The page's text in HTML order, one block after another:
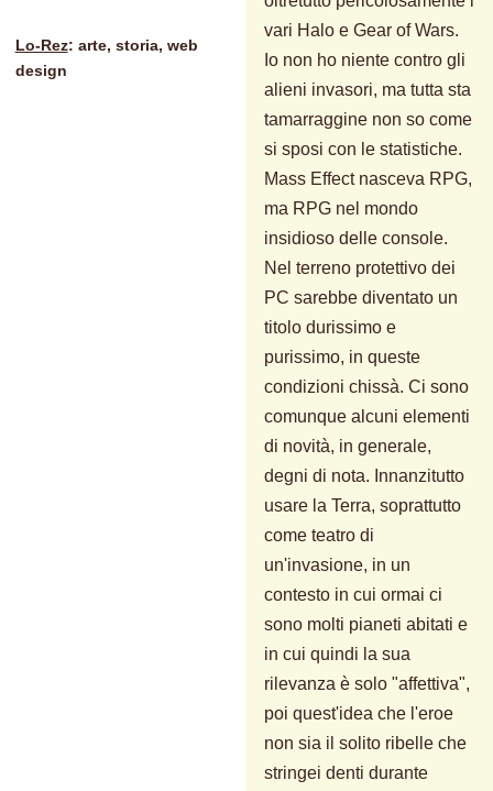
Lo-Rez: arte, storia, web
design
vari Halo e Gear of Wars.
Io non ho niente contro gli
alieni invasori, ma tutta sta
tamarraggine non so come
si sposi con le statistiche.
Mass Effect nasceva RPG,
ma RPG nel mondo
insidioso delle console.
Nel terreno protettivo dei
PC sarebbe diventato un
titolo durissimo e
purissimo, in queste
condizioni chissà. Ci sono
comunque alcuni elementi
di novità, in generale,
degni di nota. Innanzitutto
usare la Terra, soprattutto
come teatro di
un'invasione, in un
contesto in cui ormai ci
sono molti pianeti abitati e
in cui quindi la sua
rilevanza è solo "affettiva",
poi quest'idea che l'eroe
non sia il solito ribelle che
stringei denti durante